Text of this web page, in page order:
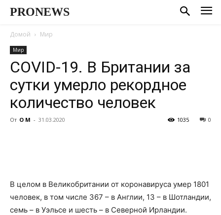
PRONEWS
Домой Мир
Мир
COVID-19. В Британии за
сутки умерло рекордное
количество человек
От О М - 31.03.2020 0
1035
В целом в Великобритании от коронавируса умер 1801
человек, в том числе 367 – в Англии, 13 – в Шотландии,
семь – в Уэльсе и шесть – в Северной Ирландии.